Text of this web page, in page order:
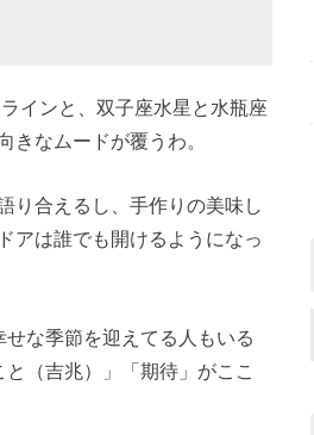
インと、双子座水星と水瓶座
なムードが覆うわ。
り合えるし、手作りの美味し
アは誰でも開けるようになっ
な季節を迎えてる人もいる
（吉兆）」「期待」がここ